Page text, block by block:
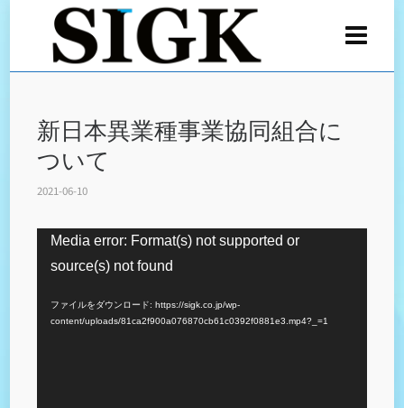
新日本異業種事業協同組合に
ついて
2021-06-10
画
Media error: Format(s) not supported or
source(s) not found
ファイルをダウンロード: https://sigk.co.jp/wp-
content/uploads/81ca2f900a076870cb61c0392f0881e3.mp4?_=1